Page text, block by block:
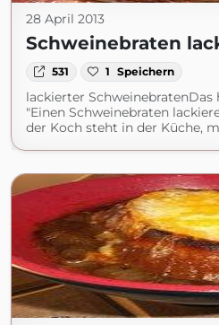
28 April 2013
Schweinebraten
531 1 Speichern
lackierter
"Einen Schweinebraten
der Koch steht in der Küche,